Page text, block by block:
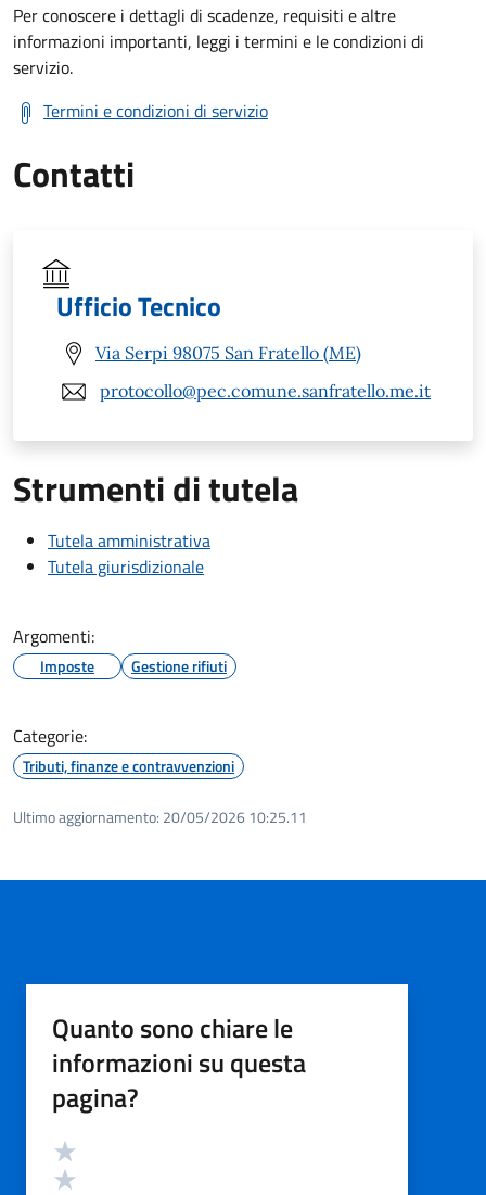
Per conoscere i dettagli di scadenze, requisiti e altre
informazioni importanti, leggi i termini e le condizioni di
servizio.
Termini e condizioni di servizio
Contatti
Ufficio Tecnico
Via Serpi 98075 San Fratello (ME)
protocollo@pec.comune.sanfratello.me.it
Strumenti di tutela
Tutela amministrativa
Tutela giurisdizionale
Argomenti:
Imposte Gestione rifiuti
Categorie:
Tributi, finanze e contravvenzioni
Ultimo aggiornamento: 20/05/2026 10:25.11
Quanto sono chiare le
informazioni su questa
pagina?
Valutazione